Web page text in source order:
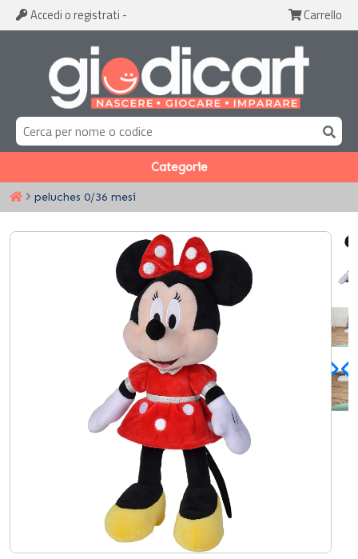
Accedi o registrati - Carrello
Categorie
peluches 0/36 mesi